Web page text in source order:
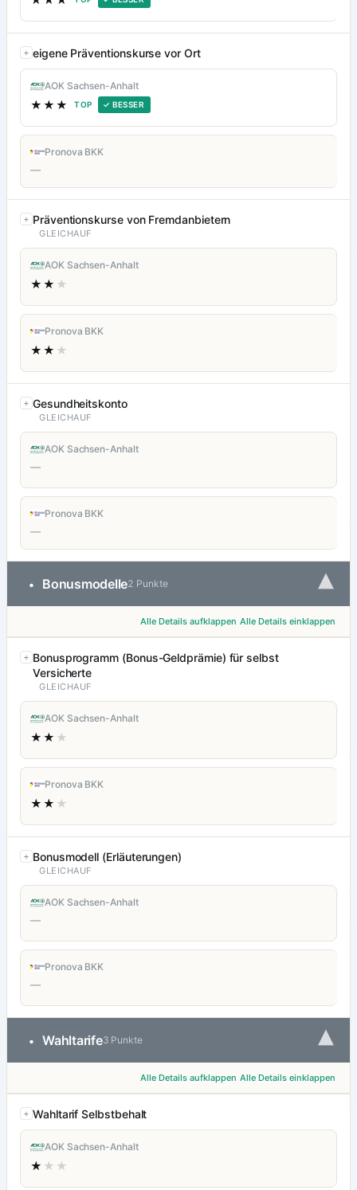
eigene Präventionskurse vor Ort
AOK Sachsen-Anhalt
★★★ TOP ✓ BESSER
Pronova BKK
—
Präventionskurse von Fremdanbietern
GLEICHAUF
AOK Sachsen-Anhalt
★★ ★
Pronova BKK
★★ ★
Gesundheitskonto
GLEICHAUF
AOK Sachsen-Anhalt
—
Pronova BKK
—
• Bonusmodelle2 Punkte ▾
Alle Details aufklappen Alle Details einklappen
Bonusprogramm (Bonus-Geldprämie) für selbst
Versicherte
GLEICHAUF
AOK Sachsen-Anhalt
★★ ★
Pronova BKK
★★ ★
Bonusmodell (Erläuterungen)
GLEICHAUF
AOK Sachsen-Anhalt
—
Pronova BKK
—
• Wahltarife3 Punkte ▾
Alle Details aufklappen Alle Details einklappen
Wahltarif Selbstbehalt
AOK Sachsen-Anhalt
★ ★★